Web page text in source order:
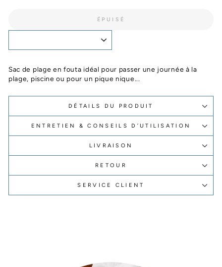
ÉPUISÉ
Sac de plage en fouta idéal pour passer une journée à la
plage, piscine ou pour un pique nique...
DÉTAILS DU PRODUIT
ENTRETIEN & CONSEILS D’UTILISATION
LIVRAISON
RETOUR
SERVICE CLIENT